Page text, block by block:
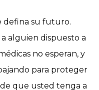
defina su futuro.
alguien dispuesto a
no esperan, y
para proteger
de que usted tenga a